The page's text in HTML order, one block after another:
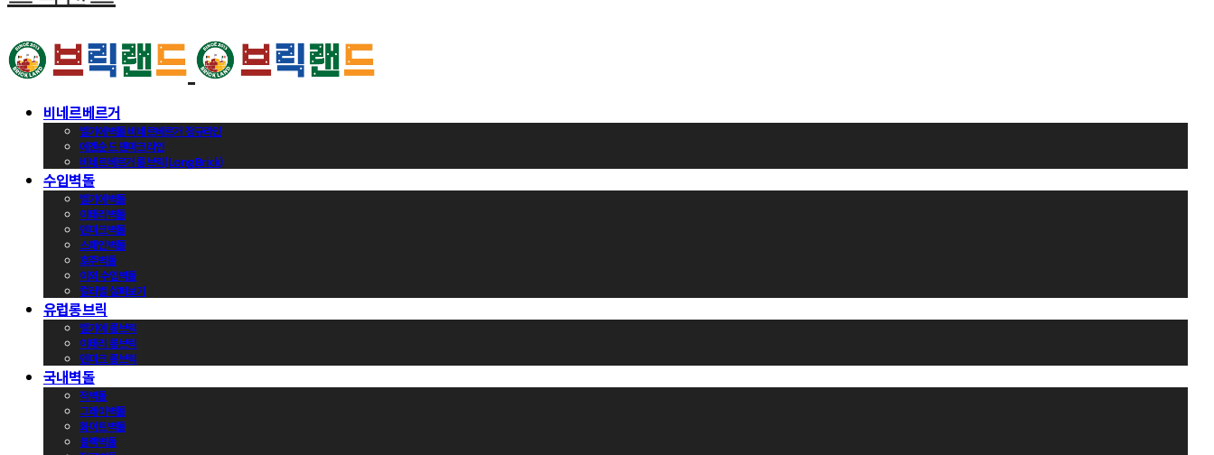
비네르베르거
벨기에벽돌 비네르베르거 정규라인
에겐순드 덴마크라인
비네르베르거 롱브릭(Long Brick)
수입벽돌
벨기에벽돌
이태리벽돌
덴마크벽돌
스페인벽돌
호주벽돌
이외 수입벽돌
컬러별 살펴보기
유럽롱브릭
벨기에 롱브릭
이태리 롱브릭
덴마크 롱브릭
국내벽돌
적벽돌
그레이벽돌
화이트벽돌
블랙벽돌